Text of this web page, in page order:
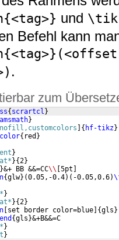
und
Befehl kann
.
zum
{ scrartcl }
amsmath}
nofill,customcolors { hf-tikz}
{ red }
}
}{2}
}&+ BB &&=CC\\ 5pt
{glw} (0.05,-0.4) ( -0.05,0.6)
}
}{2}
set border color=blue {gls }
{gls }&+B&&=C
}
}